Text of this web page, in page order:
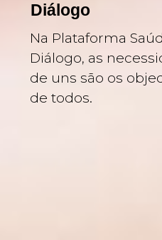
Diálogo
Na Plataforma
Diálogo, as
de uns são os
de todos.